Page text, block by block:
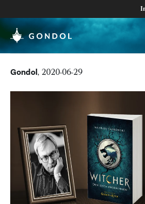
Gondol, 2020-06-29